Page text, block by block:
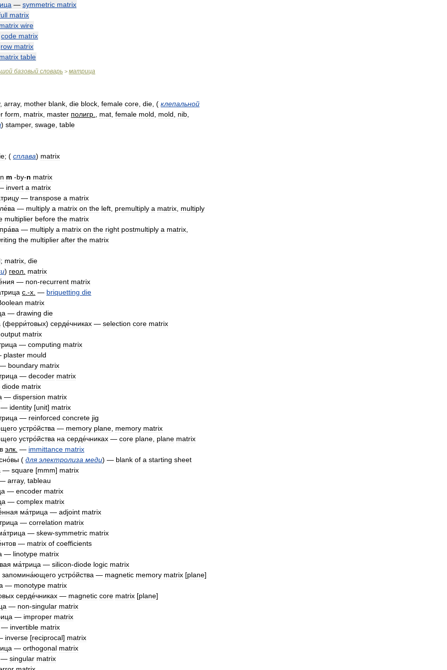
— symmetric matrix
matrix
matrix wire
code matrix
row matrix
matrix table
базовый словарь > матрица
, array, mother blank die block female core die ( клепальной
form matrix master полигр mat female mold mold nib
) stamper, swage table
; ( сплава) matrix
m -by-n matrix
invert a matrix
— transpose a matrix
— multiply a matrix on the left premultiply a matrix multiply
multiplier before the matrix
— multiply a matrix on the right postmultiply a matrix
the multiplier after the matrix
; matrix die
) геол matrix
— non-recurrent matrix
с .-х — briquetting die
matrix
— drawing die
(ферри́товых) серде́чниках — selection core matrix
output matrix
— computing matrix
plaster mould
boundary matrix
— decoder matrix
diode matrix
— dispersion matrix
— identity [unit] matrix
— reinforced concrete jig
устро́йства — memory plane memory matrix
устро́йства на серде́чниках — core plane plane matrix
элк — immittance matrix
( для электролиза меди) — blank of a starting sheet
— square [mmm] matrix
array, tableau
— encoder matrix
— complex matrix
ма́трица — adjoint matrix
— correlation matrix
— skew-symmetric matrix
— matrix of coefficients
— linotype matrix
ма́трица — silicon-diode logic matrix
запомина́ющего устро́йства — magnetic memory matrix [plane]
— monotype matrix
серде́чниках — magnetic core matrix [plane]
— non-singular matrix
— improper matrix
— invertible matrix
inverse [reciprocal] matrix
— orthogonal matrix
— singular matrix